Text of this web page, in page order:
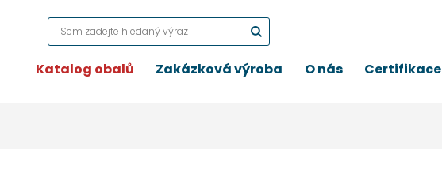
Katalog obalů Zakázková výroba O nás Certifikace